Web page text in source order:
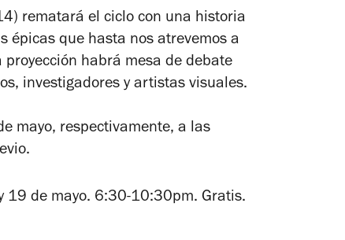
rematará el ciclo con una historia
épicas que hasta nos atrevemos a
habrá mesa de debate
investigadores y artistas visuales.
mayo, respectivamente, a las
19 de mayo. 6:30-10:30pm. Gratis.